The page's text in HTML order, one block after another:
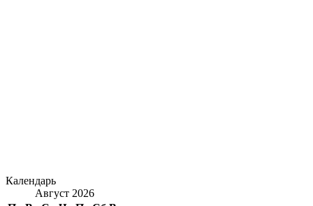
Календарь
Август 2026